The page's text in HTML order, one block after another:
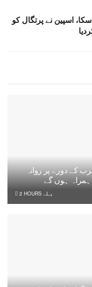
اسپین نے پرتگال کو
کے دورے پر روانہ
ہمراہ ہوں گے
2 HOURS پہلے